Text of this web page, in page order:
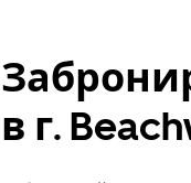
в г.